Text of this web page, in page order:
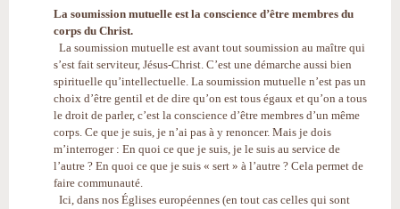
La soumission mutuelle est la conscience d’être membres du
corps du Christ.
La soumission mutuelle est avant tout soumission au maître qui
s’est fait serviteur, Jésus-Christ. C’est une démarche aussi bien
spirituelle qu’intellectuelle. La soumission mutuelle n’est pas un
choix d’être gentil et de dire qu’on est tous égaux et qu’on a tous
le droit de parler, c’est la conscience d’être membres d’un même
corps. Ce que je suis, je n’ai pas à y renoncer. Mais je dois
m’interroger : En quoi ce que je suis, je le suis au service de
l’autre ? En quoi ce que je suis « sert » à l’autre ? Cela permet de
faire communauté.
Ici, dans nos Églises européennes (en tout cas celles qui sont